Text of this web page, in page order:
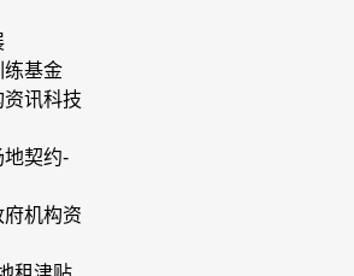
练基金
讯科技
契约-
机构资